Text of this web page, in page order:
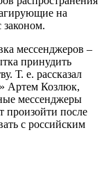
на
законом.
мессенджеров –
принудить
Т. е. рассказал
Артем Козлюк,
мессенджеры
произойти после
с российским